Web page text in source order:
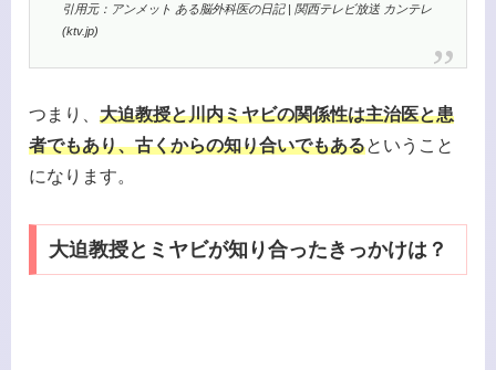
引用元：アンメット ある脳外科医の日記 | 関西テレビ放送 カンテレ
(ktv.jp)
つまり、 大迫教授と川内ミヤビの関係性は主治医と患
者でもあり、古くからの知り合いでもあるということ
になります。
大迫教授とミヤビが知り合ったきっかけは？